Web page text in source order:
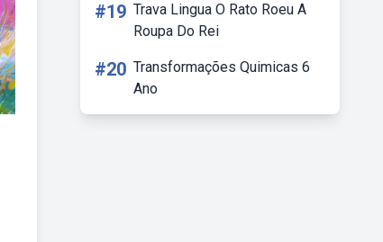
#19 Trava Lingua O Rato Roeu A
Roupa Do Rei
#20 Transformações Quimicas 6
Ano